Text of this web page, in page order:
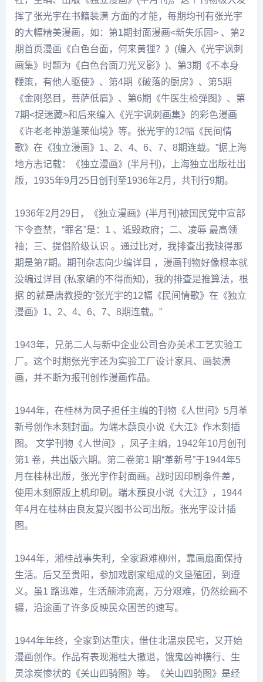
挥了张光宇在书籍装潢 方面的才能，每期均刊有张光宇
的大幅精美漫画，如：第1期封面漫画<新失乐园> 、第2
期首页漫画《白色台面，何来黄狸？》(编入《光宇讽刺
画集》时题为《白色台面刀光叉影》)、第3期《不本身
鞭策，有他人驱使》、第4期《破落的厨房》、第5期
《金刚怒目，菩萨低眉》、第6期《牛医生检弹图》、第
7期<捉迷藏>和后来编入《光宇讽刺画集》的彩色漫画
《许老老神游蓬莱仙境》等。张光宇的12幅《民间情
歌》在《独立漫画》1、2、4、6、7、8期连载。”据上海
地方志记载：《独立漫画》(半月刊)，上海独立出版社出
版，1935年9月25日创刊至1936年2月，共刊行9期。
1936年2月29日，《独立漫画》(半月刊)被国民党中宣部
下令查禁，“罪名”是：1 、诋毁政府；二、凌辱 最高领
袖 ；三、提倡阶级认识 。通过比对，我排查出我缺得那
期是第7期。期刊杂志向少编详目 ，漫画刊物好像根本就
没编过详目 (私家编的不得而知)，我的排查是推算法，根
据 的就是唐教授的“张光宇的12幅《民间情歌》在《独立
漫画》1、2、4、6、7、8期连载。”
1943年，兄弟二人与新中企业公司合办美术工艺实验工
厂。这个时期张光宇还为实验工厂设计家具、画装潢
画，并不断为报刊创作漫画作品。
1944年，在桂林为凤子担任主编的刊物《人世间》5月革
新号创作木刻封面。为端木蕻良小说《大江》作木刻插
图。 文学刊物《人世间》，凤子主编，1942年10月创刊
第1 卷，共出版六期。第二卷第1 期“革新号”于1944年5
月在桂林出版，张光宇作封面画。战时因印刷条件差，
使用木刻原版上机印刷。端木蕻良小说《大江》，1944
年4月在桂林由良友复兴图书公司出版。张光宇设计插
图。
1944年，湘桂战事失利，全家避难柳州，靠画扇面保持
生活。后又至贵阳，参加戏剧家组成的文垦殖团，到遵
义。虽1 路逃难，生活颠沛流离，万分艰难，仍然绘画不
辍，沿途画了许多反映民众困苦的速写。
1944年年终，全家到达重庆，借住北温泉民宅，又开始
漫画创作。作品有表现湘桂大撤退，饿鬼凶神横行、生
灵涂炭惨状的《关山四骑图》等。《关山四骑图》是经